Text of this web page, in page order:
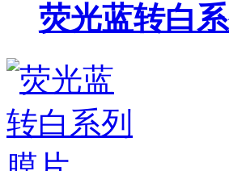
荧光蓝转白